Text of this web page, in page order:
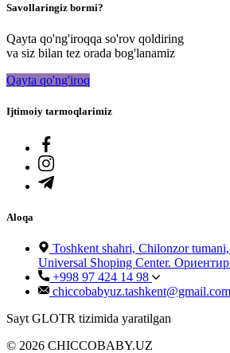
Savollaringiz bormi?
Qayta qo'ng'iroqqa so'rov qoldiring
va siz bilan tez orada bog'lanamiz
Qayta qo'ng'iroq
Ijtimoiy tarmoqlarimiz
Aloqa
Toshkent shahri, Chilonzor
Universal Shoping Center.
+998 97 424 14 98
chiccobabyuz.tashkent@gmail.com
Sayt GLOTR tizimida yaratilgan
© 2026 CHICCOBABY.UZ